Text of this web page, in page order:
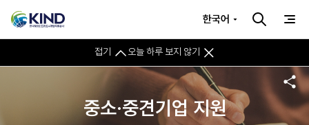
접기 오늘 하루 보지 않기
한국어
중소·중견기업 지원